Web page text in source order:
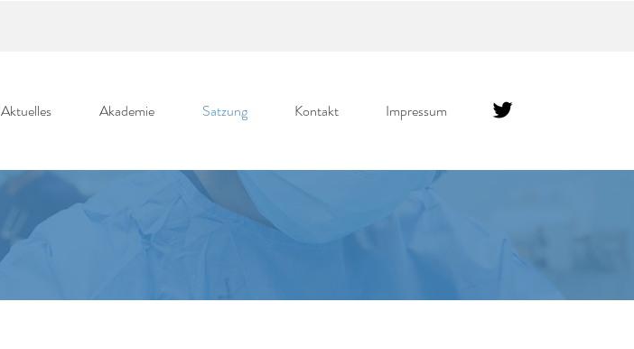
Aktuelles Akademie Satzung Kontakt Impressum